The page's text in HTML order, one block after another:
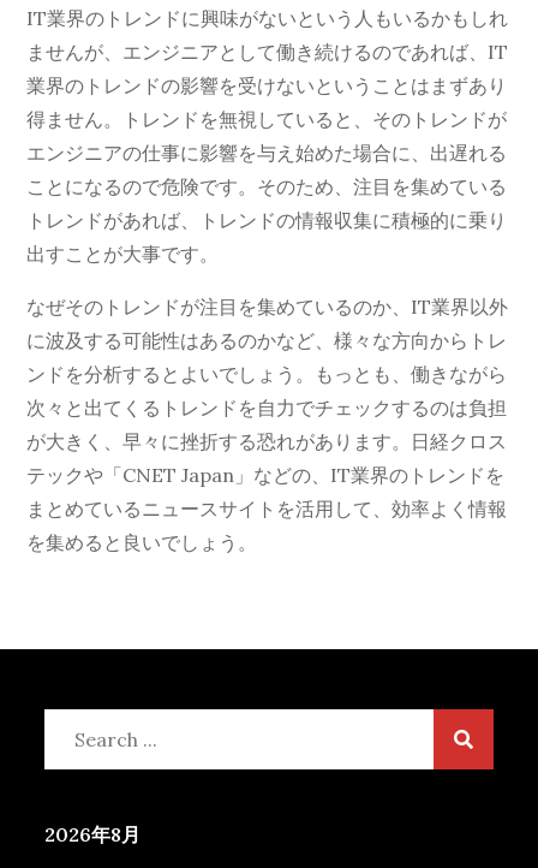
IT業界のトレンドに興味がないという人もいるかもしれ
ませんが、エンジニアとして働き続けるのであれば、IT
業界のトレンドの影響を受けないということはまずあり
得ません。トレンドを無視していると、そのトレンドが
エンジニアの仕事に影響を与え始めた場合に、出遅れる
ことになるので危険です。そのため、注目を集めている
トレンドがあれば、トレンドの情報収集に積極的に乗り
出すことが大事です。
なぜそのトレンドが注目を集めているのか、IT業界以外
に波及する可能性はあるのかなど、様々な方向からトレ
ンドを分析するとよいでしょう。もっとも、働きながら
次々と出てくるトレンドを自力でチェックするのは負担
が大きく、早々に挫折する恐れがあります。日経クロス
テックや「CNET Japan」などの、IT業界のトレンドを
まとめているニュースサイトを活用して、効率よく情報
を集めると良いでしょう。
2026年8月